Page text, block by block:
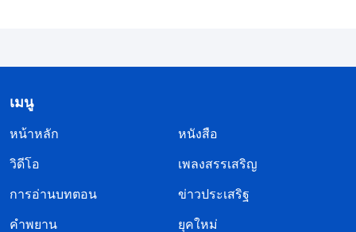
แต่ว่า เบื้องหลังภาพลักษณ์ที่สง่างาม มีแต่เธอเท่านั้นที่
รู้ถึงความขมขื่นและความทุกข์ทนไม่จบไม่สิ้นที่เธอสู้
“แม่ก็บอกหลายครั้งแล้ว ว่าให้เปลี่ยนไปทำงานที่ไม่ยุ่ง
มากไม่ได้เชียวเหรอ? ดูตัวเองสิ แค่ปีครึ่งน้ำหนักก็ลด
เมนู
หน้าหลัก
หนังสือ
วิดีโอ
เพลงสรรเสริญ
การอ่านบทตอน
ข่าวประเสริฐ
คำพยาน
ยุคใหม่